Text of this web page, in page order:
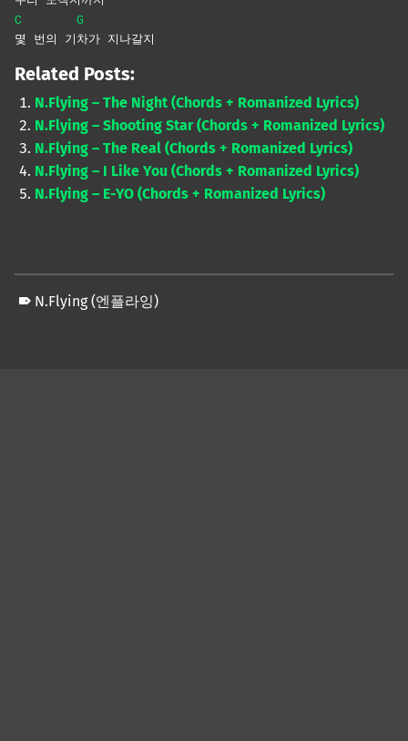
C
몇 번의 기
G
차가 지나갈지
Related Posts:
N.Flying – The Night (Chords + Romanized Lyrics)
N.Flying – Shooting Star (Chords + Romanized Lyrics)
N.Flying – The Real (Chords + Romanized Lyrics)
N.Flying – I Like You (Chords + Romanized Lyrics)
N.Flying – E-YO (Chords + Romanized Lyrics)
N.Flying (엔플라잉)